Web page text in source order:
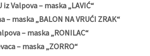
Valpova – maska „LAVIĆ“
– maska „BALON NA VRUĆI ZRAK“
– maska „RONILAC“
– maska „ZORRO“